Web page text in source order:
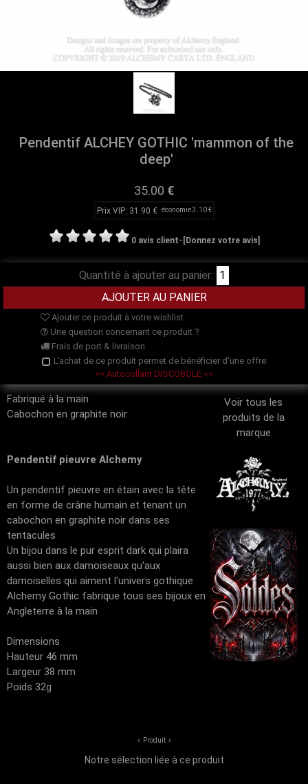
Pendentif ALCHEY GOTHIC 'mammon of the
deep'
35.00 €
Prix VIP: 31.90 € économie 3.10 €
0 avis client- [Donnez votre avis]
Quantité à ajouter au panier:
Ajouter ce produit à votre wishlist.
Une question concernant ce produit ?
Frais de port & livraison
L'achat de ce produit permet de bénéficier d'une offre:
>> Autocollant DISCOBOLE <<
Voir tous les
produits de la
marque
Fabriqué à la main
Cabochon en graphite noir
Pendentif pieuvre Alchemy
Un pendentif pieuvre en étain avec la tête
en forme de crâne humain et tenant un
cabochon en graphite noir dans ses
tentacules
Un bijou dans le pur esprit dark qui plaira
aussi bien aux damoiseaux qu'aux
damoiselles qui aiment l'univers gothique
Alchemy Gothic fabrique tous ses bijoux en
Angleterre à la main
Dimensions
Hauteur 46 mm
Largeur 38 mm
Poids 32g
Produit
Notre sélection liée à ce produit